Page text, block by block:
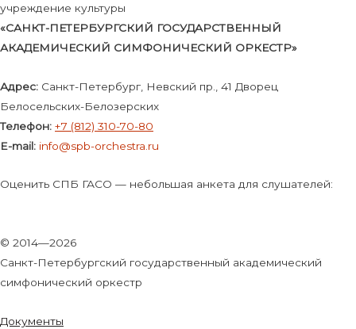
учреждение культуры
«САНКТ-ПЕТЕРБУРГСКИЙ ГОСУДАРСТВЕННЫЙ
АКАДЕМИЧЕСКИЙ СИМФОНИЧЕСКИЙ ОРКЕСТР»
Адрес: Санкт-Петербург, Невский пр., 41 Дворец
Белосельских-Белозерских
Телефон: +7 (812) 310-70-80
E-mail: info@spb-orchestra.ru
Оценить СПБ ГАСО — небольшая анкета для слушателей:
© 2014—2026
Санкт-Петербургский государственный академический
симфонический оркестр
Документы